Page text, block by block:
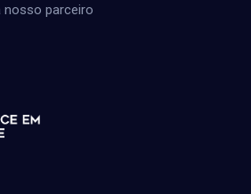
nosso parceiro